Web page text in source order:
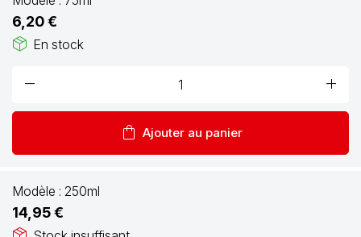
6,20 €
package_2 En stock
remove add
shopping_bag Ajouter au panier
Modèle : 250ml
14,95 €